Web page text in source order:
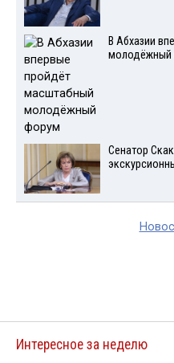
В Абхазии
молодёжный
Сенатор
Интересное за неделю